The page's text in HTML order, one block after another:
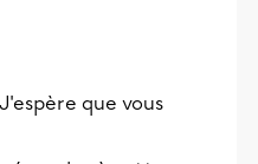
que vous